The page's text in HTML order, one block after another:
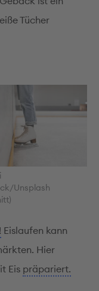
Tücher
Unsplash
Eislaufen kann
Hier
Eis präpariert.